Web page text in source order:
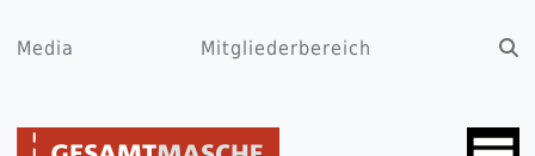
Media Mitgliederbereich